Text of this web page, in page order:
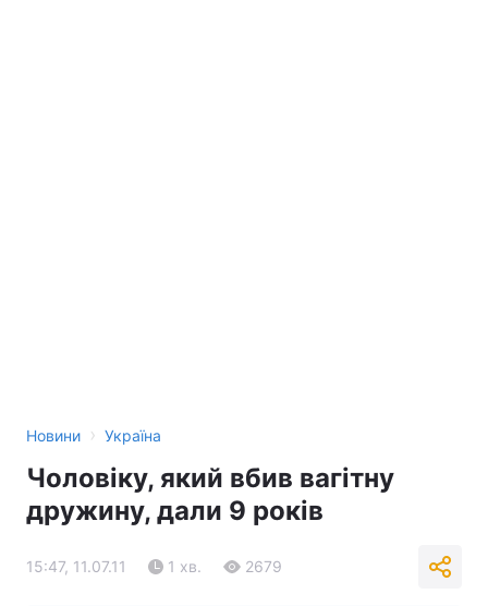
Новини › Україна
Чоловіку, який вбив вагітну
дружину, дали 9 років
15:47, 11.07.11 1 хв. 2679